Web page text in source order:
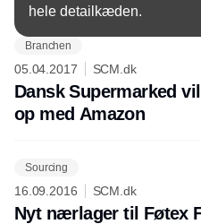
hele detailkæden.
Branchen
05.04.2017 SCM.dk
Dansk Supermarked
op med Amazon
Sourcing
16.09.2016 SCM.dk
Nyt nærlager til Føtex